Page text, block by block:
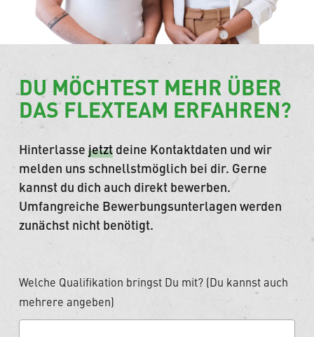
DU MÖCHTEST MEHR ÜBER
DAS FLEXTEAM ERFAHREN?
Hinterlassejetzt deine Kontaktdaten und wir
melden uns schnellstmöglich bei dir. Gerne
kannst du dich auch direkt bewerben.
Umfangreiche Bewerbungsunterlagen werden
zunächst nicht benötigt.
Welche Qualifikation bringst Du mit? (Du kannst auch
mehrere angeben)